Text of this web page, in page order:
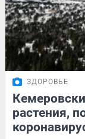
ЗДОРОВЬЕ
растения,